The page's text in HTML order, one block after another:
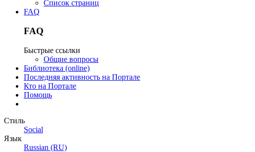
Список страниц
FAQ
FAQ
Быстрые ссылки
Общие вопросы
Библиотека (online)
Последняя активность на Портале
Кто на Портале
Помощь
Стиль
Social
Язык
Russian (RU)